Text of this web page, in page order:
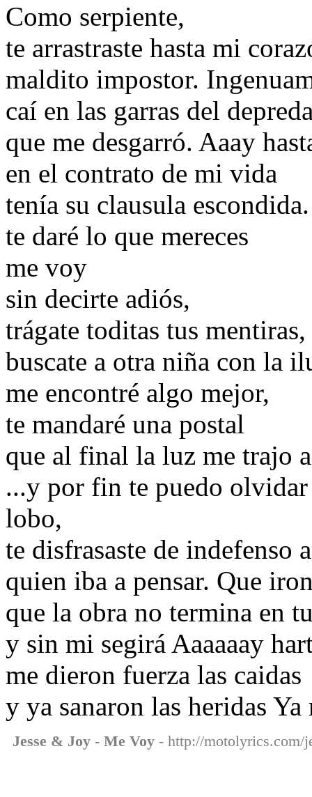
Como serpiente,
te arrastraste hasta mi
maldito impostor.
caí en las garras del
que me desgarró. Aaay
en el contrato de mi vida
tenía su clausula
te daré lo que mereces
me voy
sin decirte adiós,
trágate toditas tus mentiras,
buscate a otra niña con la
me encontré algo mejor,
te mandaré una postal
que al final la luz me trajo
...y por fin te puedo olvidar
lobo,
te disfrasaste de indefenso
quien iba a pensar. Que
que la obra no termina en
y sin mi segirá Aaaaaay
me dieron fuerza las caidas
y ya sanaron las heridas
Jesse & Joy - Me Voy - http://motolyrics.com/